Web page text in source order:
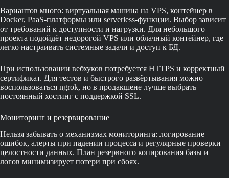
Вариантов много: виртуальная машина на VPS, контейнер в
Docker, PaaS-платформы или serverless-функции. Выбор зависит
от требований к доступности и нагрузки. Для небольшого
проекта подойдёт недорогой VPS или облачный контейнер, где
легко настраивать системные задачи и доступ к БД.
При использовании вебхуков потребуется HTTPS и корректный
сертификат. Для тестов и быстрого развёртывания можно
воспользоваться ngrok, но в продакшене лучше выбрать
постоянный хостинг с поддержкой SSL.
Мониторинг и резервирование
Нельзя забывать о механизмах мониторинга: логирование
ошибок, алерты при падении процесса и регулярные проверки
целостности данных. План резервного копирования базы и
логов минимизирует потери при сбоях.